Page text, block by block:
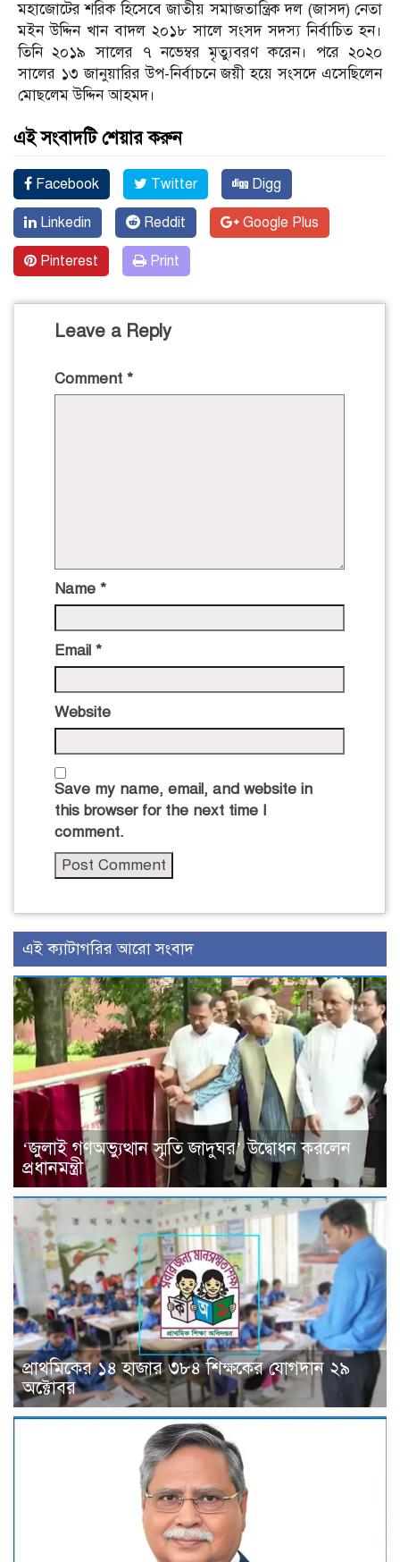
মহাজোটের শরিক হিসেবে জাতীয় সমাজতান্ত্রিক দল (জাসদ) নেতা
মইন উদ্দিন খান বাদল ২০১৮ সালে সংসদ সদস্য নির্বাচিত হন।
তিনি ২০১৯ সালের ৭ নভেম্বর মৃত্যুবরণ করেন। পরে ২০২০
সালের ১৩ জানুয়ারির উপ-নির্বাচনে জয়ী হয়ে সংসদে এসেছিলেন
মোছলেম উদ্দিন আহমদ।
এই সংবাদটি শেয়ার করুন
Facebook Twitter Digg
Linkedin Reddit Google Plus
Pinterest Print
Leave a Reply
Comment *
Name *
Email *
Website
Save my name, email, and website in
this browser for the next time I
comment.
এই ক্যাটাগরির আরো সংবাদ
‘জুলাই গণঅভ্যুত্থান স্মৃতি জাদুঘর’ উদ্বোধন করলেন
প্রধানমন্ত্রী
প্রাথমিকের ১৪ হাজার ৩৮৪ শিক্ষকের যোগদান ২৯
অক্টোবর